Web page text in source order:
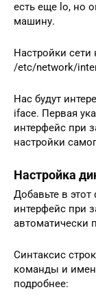
есть еще lo, но
машину.
Настройки сети
/etc/network/
Нас будут
iface. Первая
интерфейс при
настройки
Настройка
Добавьте в
интерфейс при
автоматически
Синтаксис
команды и
подробнее: